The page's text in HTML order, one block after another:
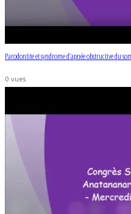
Parodontite et syndrome d’apnée obstructive du
0 vues